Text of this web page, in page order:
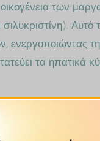
των
Αυτό
τα ηπατικά
πολυακόρεστα